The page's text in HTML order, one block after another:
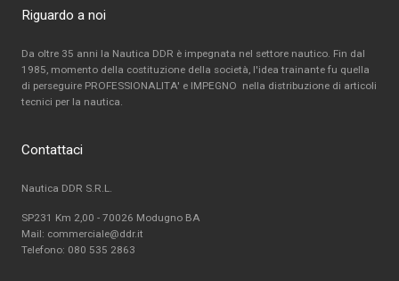
Riguardo a noi
Da oltre 35 anni la Nautica DDR è impegnata nel settore nautico. Fin dal
1985, momento della costituzione della società, l'idea trainante fu quella
di perseguire PROFESSIONALITA' e IMPEGNO nella distribuzione di articoli
tecnici per la nautica.
Contattaci
Nautica DDR S.R.L.
SP231 Km 2,00 - 70026 Modugno BA
Mail: commerciale@ddr.it
Telefono: 080 535 2863